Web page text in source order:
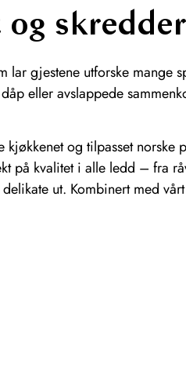
gjestene utforske mange
eller avslappede
kjøkkenet og tilpasset norske
på kvalitet i alle ledd – fra
ut. Kombinert med